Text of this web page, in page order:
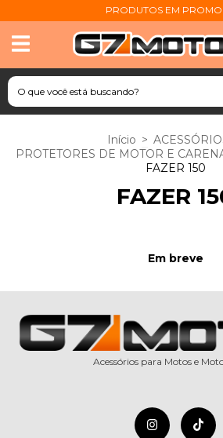
PRODUTOS EM
Início >
PROTETORES DE MOTOR E
FAZER 150
FAZER
Em breve
Acessórios para Motos e